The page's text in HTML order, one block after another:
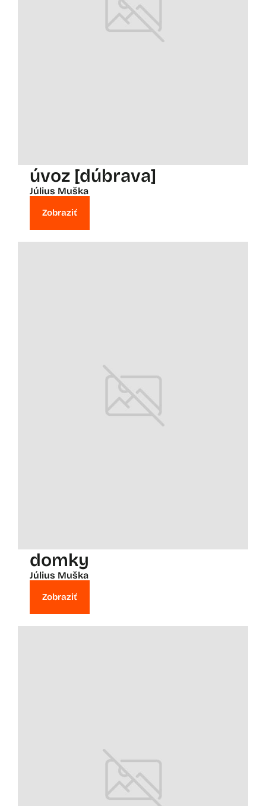
úvoz [dúbrava]
Július Muška
Zobraziť
domky
Július Muška
Zobraziť